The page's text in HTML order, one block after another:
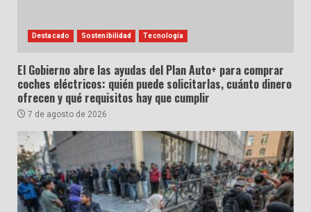
Destacado Sostenibilidad Tecnología
El Gobierno abre las ayudas del Plan Auto+ para comprar
coches eléctricos: quién puede solicitarlas, cuánto dinero
ofrecen y qué requisitos hay que cumplir
7 de agosto de 2026